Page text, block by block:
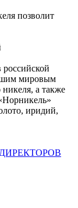
позволит
мировым
а также
иридий,